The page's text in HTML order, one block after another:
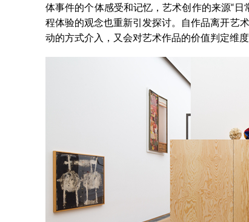
体事件的个体感受和记忆，艺术创作的来源“
程体验的观念也重新引发探讨。自作品离开艺
动的方式介入，又会对艺术作品的价值判定维